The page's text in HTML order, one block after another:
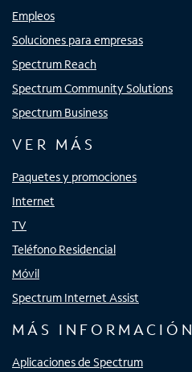
Empleos
Soluciones para empresas
Spectrum Reach
Spectrum Community Solutions
Spectrum Business
VER MÁS
Paquetes y promociones
Internet
TV
Teléfono Residencial
Móvil
Spectrum Internet Assist
MÁS INFORMACIÓN
Aplicaciones de Spectrum